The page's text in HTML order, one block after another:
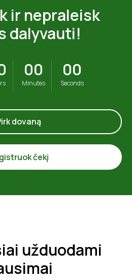
ir nepraleisk
dalyvauti!
00
Minutes
00
Seconds
dovaną
čekį
užduodami